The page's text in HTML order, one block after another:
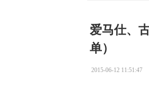
爱马仕、
单）
2015-06-12 11:51:47